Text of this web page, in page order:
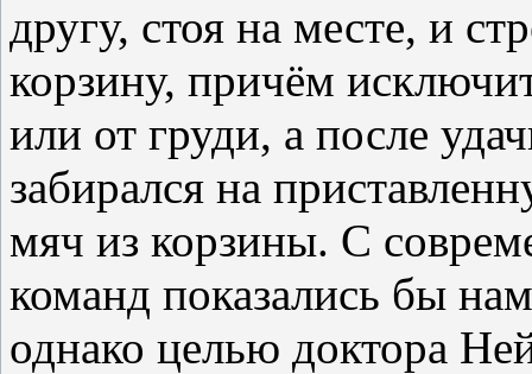
другу, стоя на месте, и
корзину, причём
или от груди, а после
забирался на
мяч из корзины. С
команд показались бы
однако целью доктора